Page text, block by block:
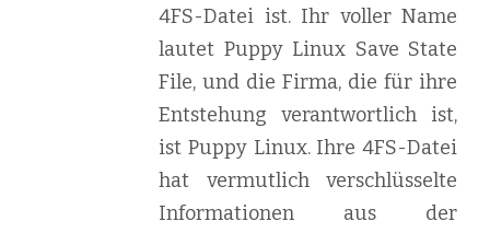
4FS-Datei ist. Ihr voller Name
lautet Puppy Linux Save State
File, und die Firma, die für ihre
Entstehung verantwortlich ist,
ist Puppy Linux. Ihre 4FS-Datei
hat vermutlich verschlüsselte
Informationen aus der